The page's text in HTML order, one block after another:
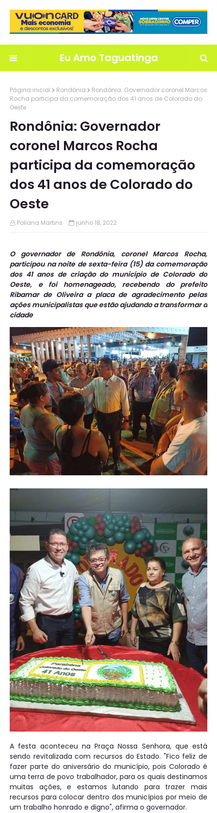
Eu Amo Taguatinga
Página inicial Rondônia
Rondônia: Governador coronel Marcos
Rocha participa da comemoração dos 41 anos de Colorado do
Oeste
Rondônia: Governador
coronel Marcos Rocha
participa da comemoração
dos 41 anos de Colorado do
Oeste
Poliana Martins junho 18, 2022
O governador de Rondônia, coronel Marcos Rocha,
participou na noite de sexta-feira (15) da comemoração
dos 41 anos de criação do município de Colorado do
Oeste, e foi homenageado, recebendo do prefeito
Ribamar de Oliveira a placa de agradecimento pelas
ações municipalistas que estão ajudando a transformar a
cidade
A festa aconteceu na Praça Nossa Senhora, que está
sendo revitalizada com recursos do Estado. "Fico feliz de
fazer parte do aniversário do município, pois Colorado é
uma terra de povo trabalhador, para os quais destinamos
muitas ações, e estamos lutando para trazer mais
recursos para colocar dentro dos municípios por meio de
um trabalho honrado e digno", afirma o governador.